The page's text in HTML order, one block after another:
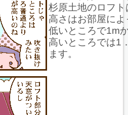
杉原土地のロフ
高さはお部屋に
低いところで1m
高いところでは1
ます。